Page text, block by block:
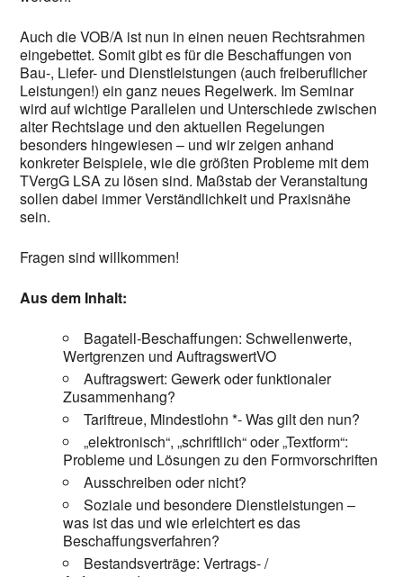
Auch die VOB/A ist nun in einen neuen Rechtsrahmen
eingebettet. Somit gibt es für die Beschaffungen von
Bau-, Liefer- und Dienstleistungen (auch freiberuflicher
Leistungen!) ein ganz neues Regelwerk. Im Seminar
wird auf wichtige Parallelen und Unterschiede zwischen
alter Rechtslage und den aktuellen Regelungen
besonders hingewiesen – und wir zeigen anhand
konkreter Beispiele, wie die größten Probleme mit dem
TVergG LSA zu lösen sind. Maßstab der Veranstaltung
sollen dabei immer Verständlichkeit und Praxisnähe
sein.
Fragen sind willkommen!
Aus dem Inhalt:
Bagatell-Beschaffungen: Schwellenwerte,
Wertgrenzen und AuftragswertVO
Auftragswert: Gewerk oder funktionaler
Zusammenhang?
Tariftreue, Mindestlohn *- Was gilt den nun?
„elektronisch“, „schriftlich“ oder „Textform“:
Probleme und Lösungen zu den Formvorschriften
Ausschreiben oder nicht?
Soziale und besondere Dienstleistungen –
was ist das und wie erleichtert es das
Beschaffungsverfahren?
Bestandsverträge: Vertrags- /